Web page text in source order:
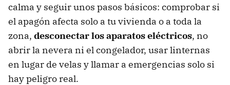
calma y seguir unos pasos básicos: comprobar si
el apagón afecta solo a tu vivienda o a toda la
zona, desconectar los aparatos eléctricos, no
abrir la nevera ni el congelador, usar linternas
en lugar de velas y llamar a emergencias solo si
hay peligro real.